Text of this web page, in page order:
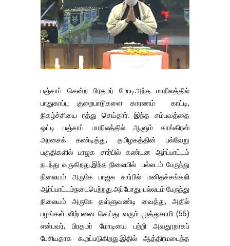
பஞ்சாப் சென்ற பிரதமர் மோடிஅந்த மாநிலத்தில்
பாதுகாப்பு குறைபாடுகளை காரணம் காட்டி,
நிகழ்ச்சியை ரத்து செய்தார். இந்த சம்பவத்தை
ஒட்டி பஞ்சாப் மாநிலத்தில் ஆளும் காங்கிரஸ்
அரசைக் கண்டித்து, தமிழகத்தின் பல்வேறு
பகுதிகளில் பாஜக சார்பில் கண்டன ஆர்ப்பாட்டம்
நடந்து வருகிறது.இந்த நிலையில் பல்லடம் பேருந்து
நிலையம் அருகே பாஜக சார்பில் மனிதச்சங்கலி
ஆர்ப்பாட்டம்நடைபெற்றது.அப்போது, பல்லடம் பேருந்து
நிலையம் அருகே தள்ளுவண்டி வைத்து, அதில்
பழங்கள் விற்பனை செய்து வரும் முத்துசாமி (55)
என்பவர், பிரதமர் மோடியை பற்றி அவதூறாகப்
பேசியதாக கூறப்படுகிறது.இதில் ஆத்திரமடைந்த